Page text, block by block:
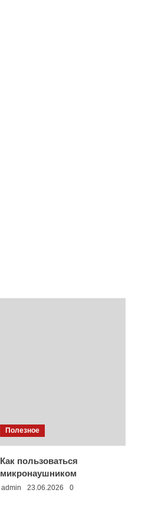
Полезное
Как пользоваться
микронаушником
admin 23.06.2026 0